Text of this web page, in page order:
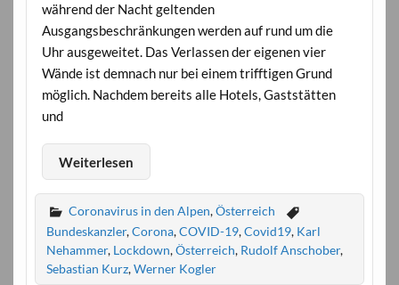
während der Nacht geltenden
Ausgangsbeschränkungen werden auf rund um die
Uhr ausgeweitet. Das Verlassen der eigenen vier
Wände ist demnach nur bei einem trifftigen Grund
möglich. Nachdem bereits alle Hotels, Gaststätten
und
Weiterlesen
Coronavirus in den Alpen,Österreich
Bundeskanzler,Corona,COVID-19,Covid19, Karl
Nehammer, Lockdown,Österreich, Rudolf Anschober,
Sebastian Kurz,Werner Kogler